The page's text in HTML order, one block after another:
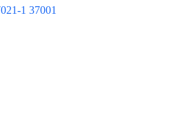
1 37001